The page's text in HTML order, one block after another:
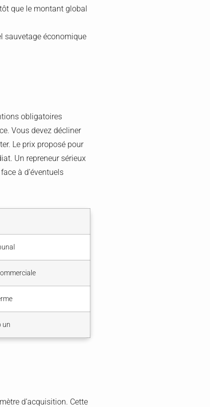
que le montant global
sauvetage économique
obligatoires
Vous devez décliner
Le prix proposé pour
Un repreneur sérieux
à d’éventuels
un
d’acquisition. Cette